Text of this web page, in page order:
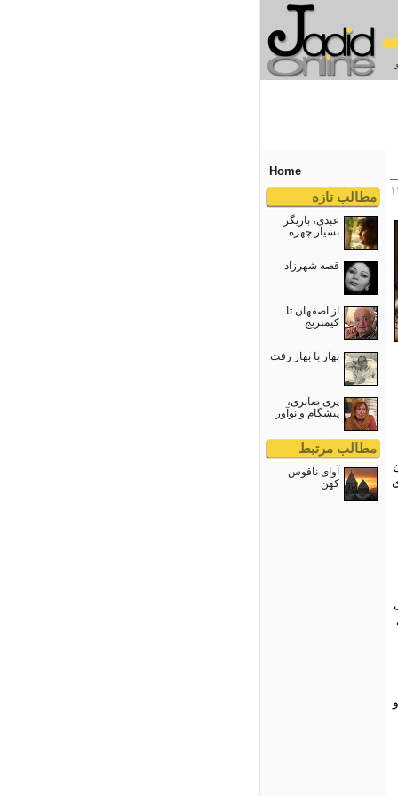
Home
مطالب تازه
عبدی، بازیگر
بسیار چهره
قصه شهرزاد
از اصفهان تا
کیمبریج
بهار با بهار رفت
پری صابری،
پیشگام و نوآور
مطالب مرتبط
آواى ناقوس
کهن